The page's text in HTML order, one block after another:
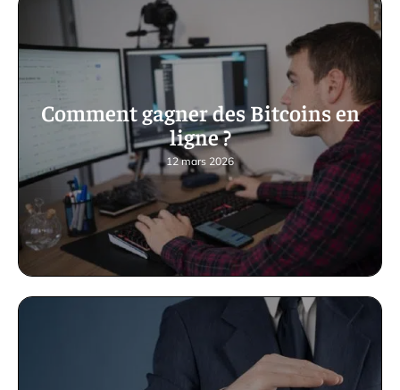
Comment gagner des Bitcoins en
ligne ?
12 mars 2026